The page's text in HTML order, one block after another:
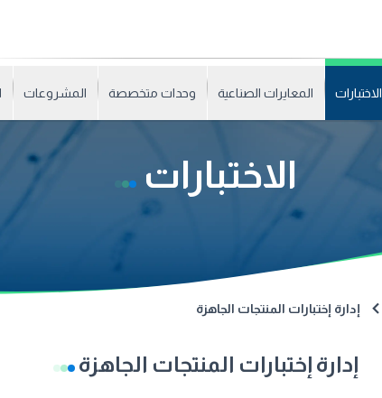
الاختبارات المعايرات الصناعية وحدات متخصصة المشروعات
الاختبارات
إدارة إختبارات المنتجات الجاهزة
إدارة إختبارات المنتجات الجاهزة